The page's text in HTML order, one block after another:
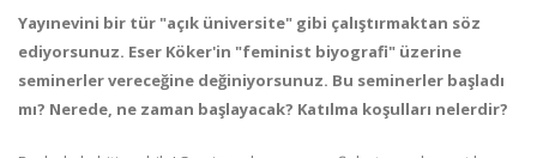
Yayınevini bir tür "açık üniversite" gibi çalıştırmaktan söz
ediyorsunuz. Eser Köker'in "feminist biyografi" üzerine
seminerler vereceğine değiniyorsunuz. Bu seminerler başladı
mı? Nerede, ne zaman başlayacak? Katılma koşulları nelerdir?